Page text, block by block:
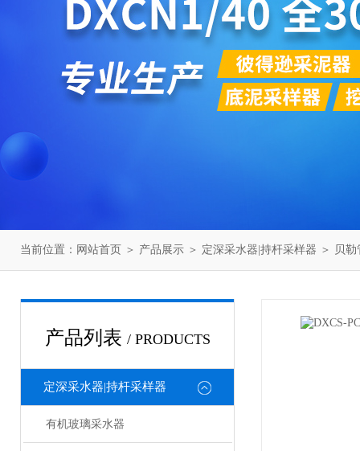
当前位置： 网站首页 ＞ 产品展示 ＞ 定深采水器|持杆采样器 ＞ 贝勒
产品列表 / PRODUCTS
定深采水器|持杆采样器
有机玻璃采水器